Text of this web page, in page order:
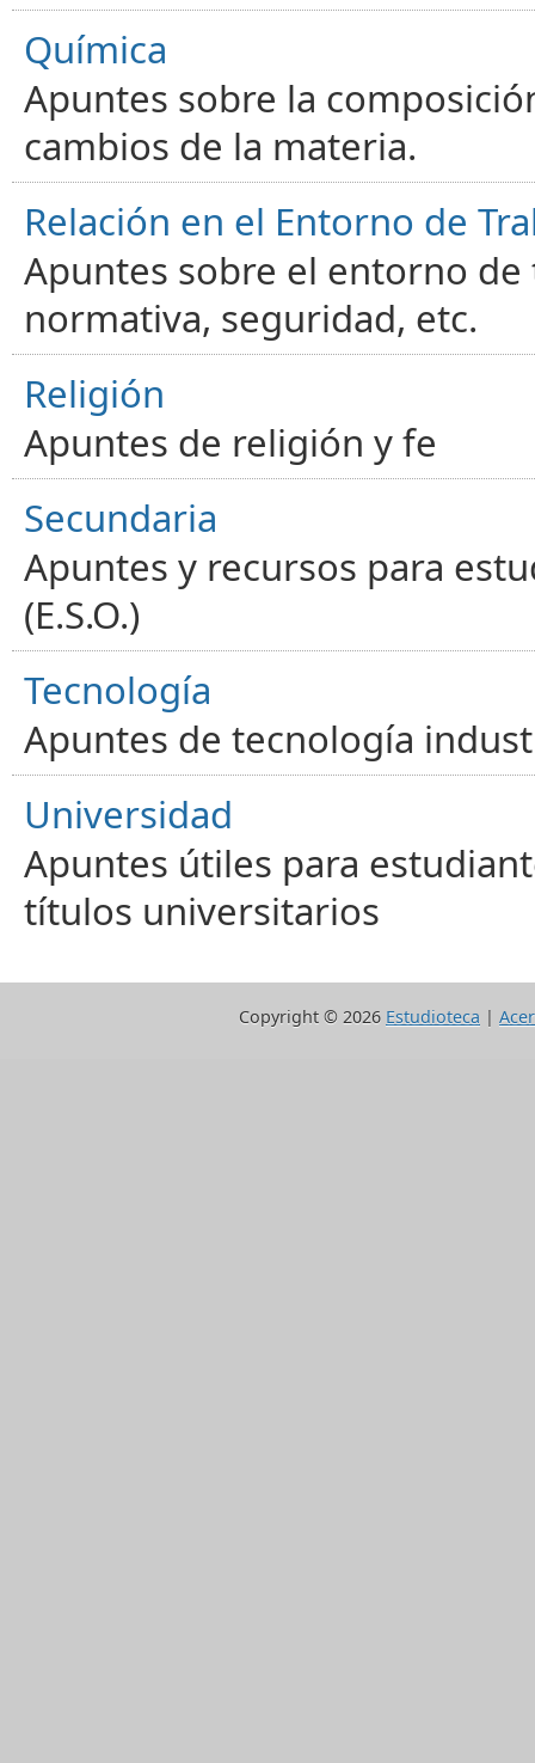
Química
Apuntes sobre la
cambios de la materia.
Relación en el Entorno de
Apuntes sobre el entorno
normativa, seguridad, etc.
Religión
Apuntes de religión y fe
Secundaria
Apuntes y recursos para
(E.S.O.)
Tecnología
Apuntes de tecnología
Universidad
Apuntes útiles para
títulos universitarios
Copyright © 2026 Estudioteca |